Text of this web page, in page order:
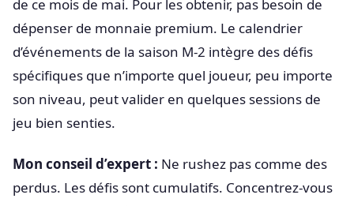
de ce mois de mai. Pour les obtenir, pas besoin de
dépenser de monnaie premium. Le calendrier
d’événements de la saison M-2 intègre des défis
spécifiques que n’importe quel joueur, peu importe
son niveau, peut valider en quelques sessions de
jeu bien senties.
Mon conseil d’expert : Ne rushez pas comme des
perdus. Les défis sont cumulatifs. Concentrez-vous